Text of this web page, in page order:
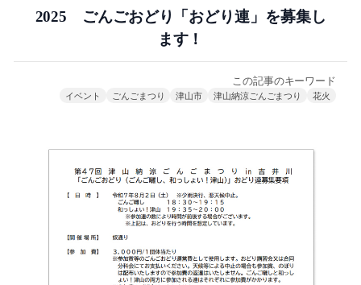
2025 ごんごおどり「おどり連」を募集し
ます！
この記事のキーワード
イベント ごんごまつり 津山市 津山納涼ごんごまつり 花火